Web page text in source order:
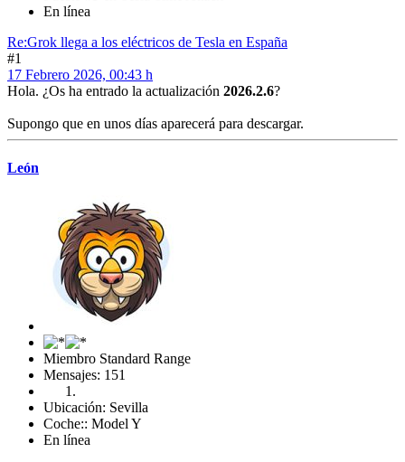
En línea
Re:Grok llega a los eléctricos de Tesla en España
#1
17 Febrero 2026, 00:43 h
Hola. ¿Os ha entrado la actualización 2026.2.6?
Supongo que en unos días aparecerá para descargar.
León
Miembro Standard Range
Mensajes: 151
Ubicación: Sevilla
Coche:: Model Y
En línea